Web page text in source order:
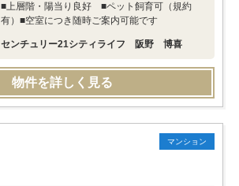
■上層階・陽当り良好 ■ペット飼育可（規約
有）■空室につき随時ご案内可能です
センチュリー21シティライフ 阪野 博喜
物件を詳しく見る
マンション